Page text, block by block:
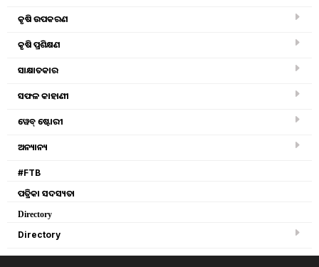
କୃଷି ଉପକରଣ
କୃଷି ପ୍ରଶିକ୍ଷଣ
ସାକ୍ଷାତକାର
ସଫଳ କାହାଣୀ
ୱେବ୍ ଷ୍ଟୋରୀ
ଅନ୍ୟାନ୍ୟ
#FTB
ପତ୍ରିକା ସଦସ୍ୟତା
Directory
Directory
Friday, 08 March 2019 06:43 PM